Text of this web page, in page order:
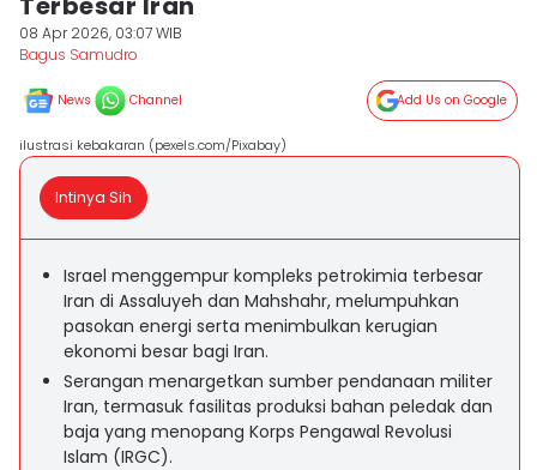
08 Apr 2026, 03:07 WIB
Bagus Samudro
News Channel Add Us on Google
ilustrasi kebakaran (pexels.com/Pixabay)
Intinya Sih
Israel menggempur kompleks petrokimia terbesar
Iran di Assaluyeh dan Mahshahr, melumpuhkan
pasokan energi serta menimbulkan kerugian
ekonomi besar bagi Iran.
Serangan menargetkan sumber pendanaan militer
Iran, termasuk fasilitas produksi bahan peledak dan
baja yang menopang Korps Pengawal Revolusi
Islam (IRGC).